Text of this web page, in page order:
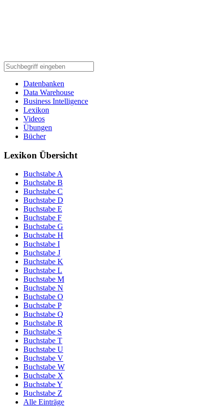
Datenbanken
Data Warehouse
Business Intelligence
Lexikon
Videos
Übungen
Bücher
Lexikon Übersicht
Buchstabe A
Buchstabe B
Buchstabe C
Buchstabe D
Buchstabe E
Buchstabe F
Buchstabe G
Buchstabe H
Buchstabe I
Buchstabe J
Buchstabe K
Buchstabe L
Buchstabe M
Buchstabe N
Buchstabe O
Buchstabe P
Buchstabe Q
Buchstabe R
Buchstabe S
Buchstabe T
Buchstabe U
Buchstabe V
Buchstabe W
Buchstabe X
Buchstabe Y
Buchstabe Z
Alle Einträge